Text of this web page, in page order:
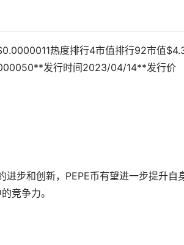
热度排行4市值排行92市值
发行时间2023/04/14**发行价
进步和创新，PEPE币有望进一步提升自
竞争力。